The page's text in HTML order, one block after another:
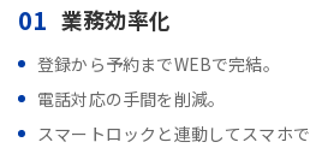
01 業務効率化
登録から予約までWEBで完結。
電話対応の手間を削減。
スマートロックと連動してスマホで